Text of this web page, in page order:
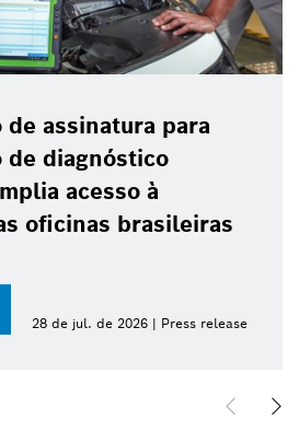
de assinatura para
de diagnóstico
acesso à
oficinas brasileiras
28 de jul. de 2026 | Press release